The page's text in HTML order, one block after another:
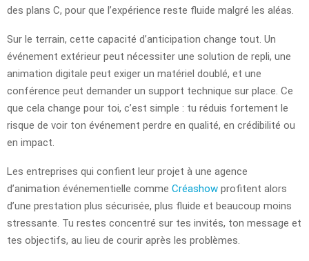
des plans C, pour que l’expérience reste fluide malgré les aléas.
Sur le terrain, cette capacité d’anticipation change tout. Un
événement extérieur peut nécessiter une solution de repli, une
animation digitale peut exiger un matériel doublé, et une
conférence peut demander un support technique sur place. Ce
que cela change pour toi, c’est simple : tu réduis fortement le
risque de voir ton événement perdre en qualité, en crédibilité ou
en impact.
Les entreprises qui confient leur projet à une agence
d’animation événementielle comme Créashow profitent alors
d’une prestation plus sécurisée, plus fluide et beaucoup moins
stressante. Tu restes concentré sur tes invités, ton message et
tes objectifs, au lieu de courir après les problèmes.